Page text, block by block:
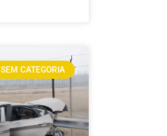
SEM CATEGORIA